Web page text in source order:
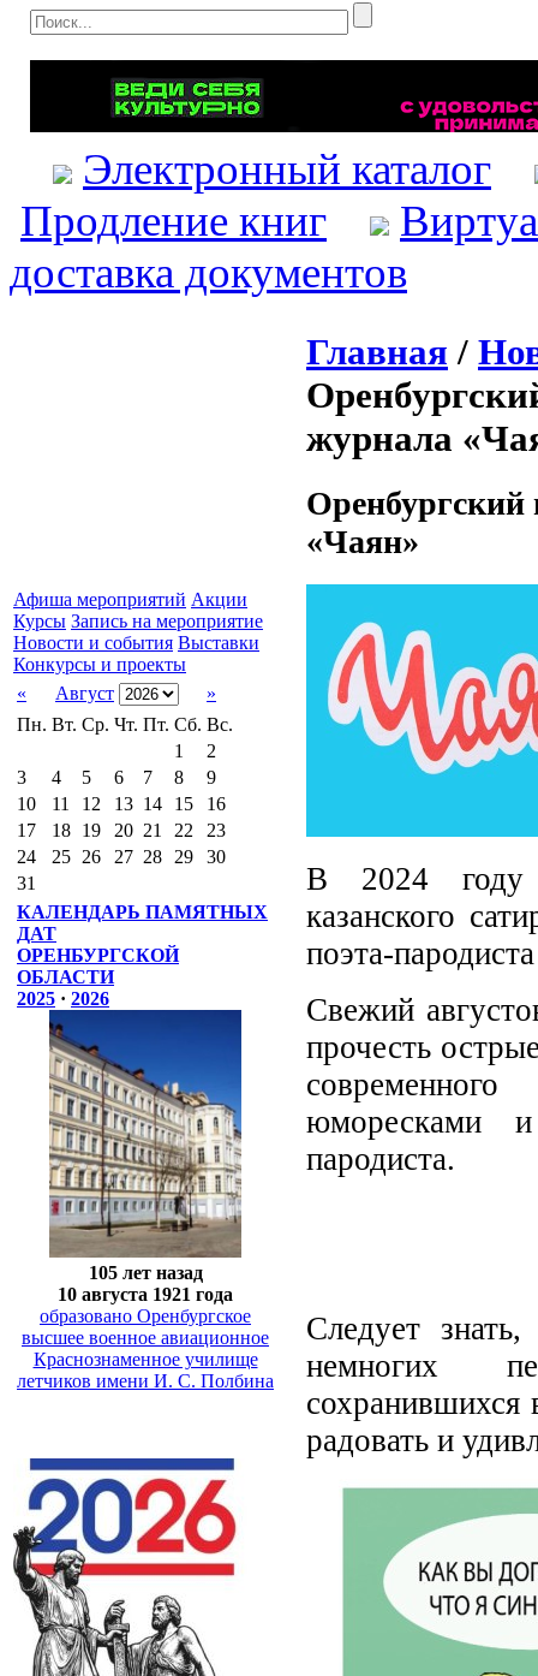
Электронный каталог
Продление книг
доставка документов
Афиша мероприятий Акции
Курсы Запись на мероприятие
Новости и события Выставки
Конкурсы и проекты
«
Август
»
Пн. Вт. Ср. Чт. Пт. Сб. Вс.
1
2
3
4 5 6 7 8
9
10
11 12 13 14 15
16
17
18 19 20 21 22
23
24
25 26 27 28 29
30
31
КАЛЕНДАРЬ ПАМЯТНЫХ
ДАТ
ОРЕНБУРГСКОЙ
ОБЛАСТИ
2025 · 2026
105 лет назад
10 августа 1921 года
образовано Оренбургское
высшее военное авиационное
Краснознаменное училище
летчиков имени И. С. Полбина
Главная /
журнала
Оренбургский
«Чаян»
В 2024 году
казанского
поэта-
Свежий
прочесть
юморесками
пародиста.
Следует
немногих
сохранившихся
радовать и